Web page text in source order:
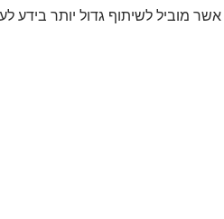
מוביל לשיתוף גדול יותר בידע